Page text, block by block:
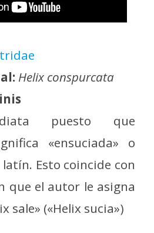
Helix conspurcata
puesto que
«ensuciada» o
Esto coincide con
que el autor le asigna
sale» («Helix sucia»)